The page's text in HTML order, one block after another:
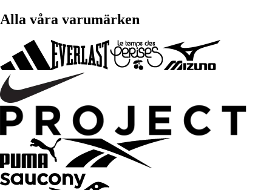
Alla våra varumärken